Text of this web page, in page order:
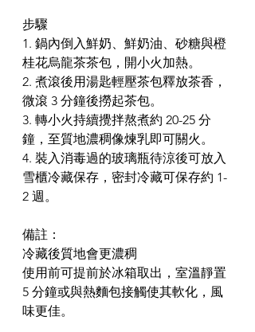
步驟
1. 鍋內倒入鮮奶、鮮奶油、砂糖與橙
桂花烏龍茶茶包，開小火加熱。
2. 煮滾後用湯匙輕壓茶包釋放茶香，
微滾 3 分鐘後撈起茶包。
3. 轉小火持續攪拌熬煮約 20-25 分
鐘，至質地濃稠像煉乳即可關火。
4. 裝入消毒過的玻璃瓶待涼後可放入
雪櫃冷藏保存，密封冷藏可保存約 1-
2 週。
備註：
冷藏後質地會更濃稠
使用前可提前於冰箱取出，室溫靜置
5 分鐘或與熱麵包接觸使其軟化，風
味更佳。